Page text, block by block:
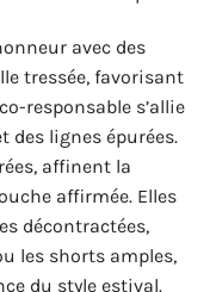
avec des
tressée, favorisant
responsable s’allie
des lignes épurées.
affinent la
affirmée. Elles
décontractées,
les shorts amples,
du style estival.